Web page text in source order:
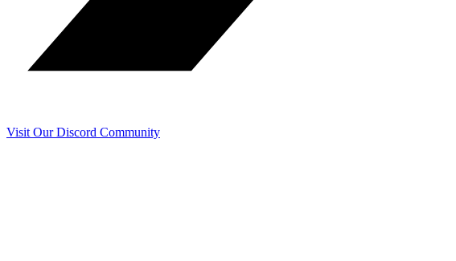
Visit Our Discord Community